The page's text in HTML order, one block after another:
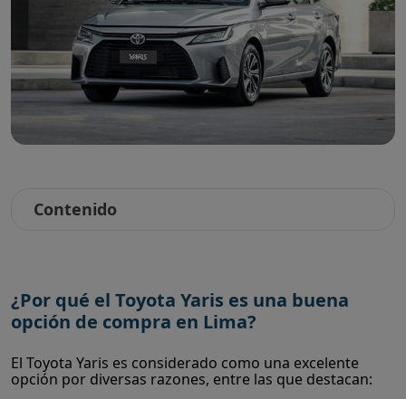
Contenido
¿Por qué el Toyota Yaris es una buena
opción de compra en Lima?
El Toyota Yaris es considerado como una excelente
opción por diversas razones, entre las que destacan: